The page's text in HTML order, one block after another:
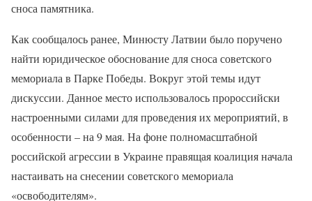
сноса памятника.
Как сообщалось ранее, Минюсту Латвии было поручено
найти юридическое обоснование для сноса советского
мемориала в Парке Победы. Вокруг этой темы идут
дискуссии. Данное место использовалось пророссийски
настроенными силами для проведения их мероприятий, в
особенности – на 9 мая. На фоне полномасштабной
российской агрессии в Украине правящая коалиция начала
настаивать на снесении советского мемориала
«освободителям».